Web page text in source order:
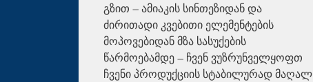
გზით – ამიაკის სინთეზიდან და
ძირითადი კვებითი ელემენტების
მოპოვებიდან მზა სასუქების
წარმოებამდე – ჩვენ ვუზრუნველყოფთ
ჩვენი პროდუქციის სტაბილურად მაღალ